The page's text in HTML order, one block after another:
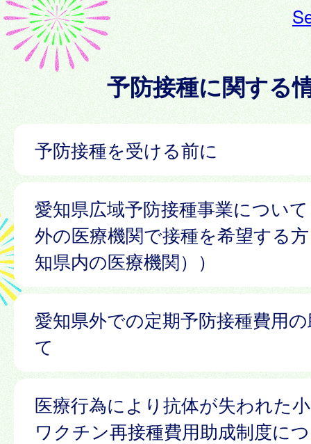
予防接種に関する
予防接種を受ける前に
愛知県広域予防接種事業につい
外の医療機関で接種を希望する
知県内の医療機関））
愛知県外での定期予防接種費用
て
医療行為により抗体が失われた
ワクチン再接種費用助成制度に